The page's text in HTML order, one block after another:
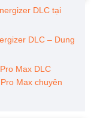
DLC tại
DLC – Dung
Max DLC
Max chuyên